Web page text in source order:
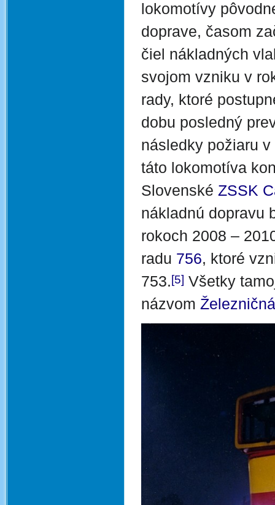
lokomotívy
doprave, časom
čiel nákladných
svojom vzniku v
rady, ktoré
dobu posledný
následky požiaru
táto lokomotíva
Slovenské ZSSK
nákladnú dopravu
rokoch 2008 –
radu 756, ktoré
753.[5] Všetky
názvom